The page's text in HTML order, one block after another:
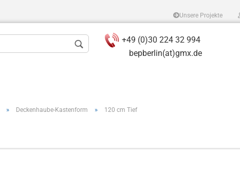
Unsere Projekte
+49 (0)30 224 32 994
bepberlin(at)gmx.de
» Deckenhaube-Kastenform » 120 cm Tief